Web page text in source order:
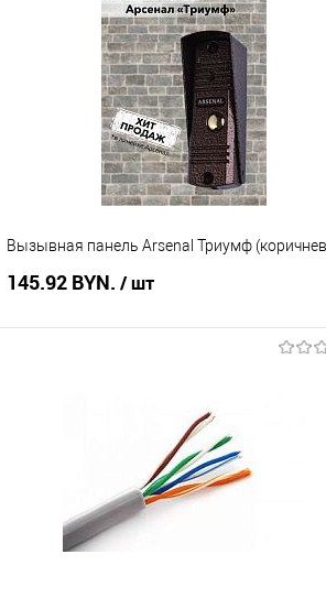
Вызывная панель Arsenal Триумф
145.92 BYN. / шт
Сравнение
В наличии